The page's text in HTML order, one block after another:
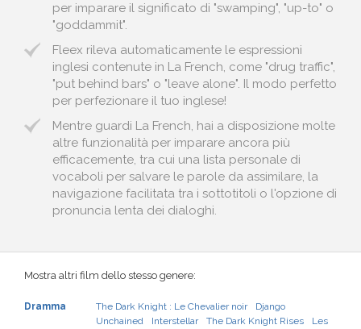
per imparare il significato di "swamping", "up-to" o
"goddammit".
Fleex rileva automaticamente le espressioni
inglesi contenute in La French, come "drug traffic",
"put behind bars" o "leave alone". Il modo perfetto
per perfezionare il tuo inglese!
Mentre guardi La French, hai a disposizione molte
altre funzionalità per imparare ancora più
efficacemente, tra cui una lista personale di
vocaboli per salvare le parole da assimilare, la
navigazione facilitata tra i sottotitoli o l'opzione di
pronuncia lenta dei dialoghi.
Mostra altri film dello stesso genere:
Dramma The Dark Knight : Le Chevalier noir
Django
Unchained
Interstellar The Dark Knight Rises
Les